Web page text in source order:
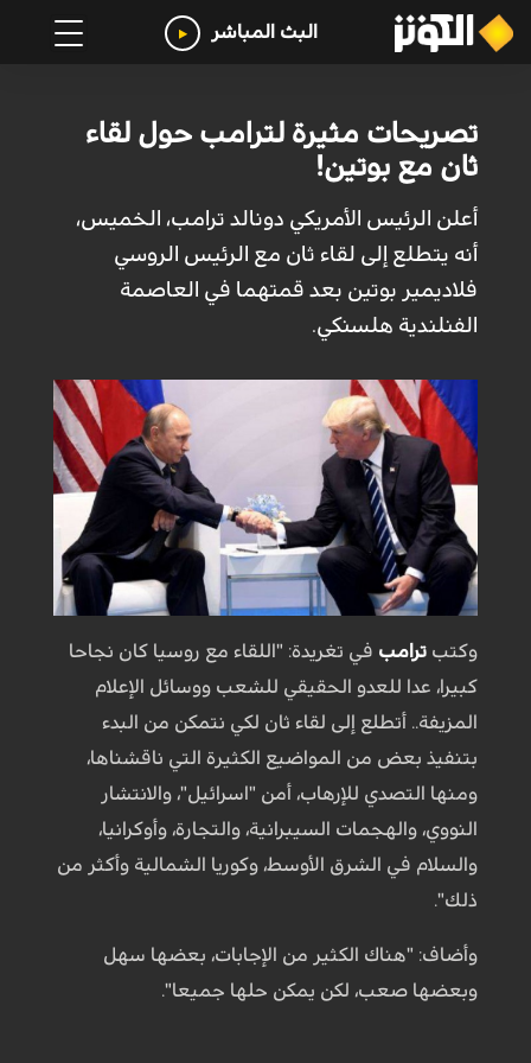
البث المباشر
تصريحات مثيرة لترامب حول لقاء
ثان مع بوتين!
أعلن الرئيس الأمريكي دونالد ترامب، الخميس،
أنه يتطلع إلى لقاء ثان مع الرئيس الروسي
فلاديمير بوتين بعد قمتهما في العاصمة
الفنلندية هلسنكي.
وكتب ترامب في تغريدة: "اللقاء مع روسيا كان نجاحا
كبيرا، عدا للعدو الحقيقي للشعب ووسائل الإعلام
المزيفة.. أتطلع إلى لقاء ثان لكي نتمكن من البدء
بتنفيذ بعض من المواضيع الكثيرة التي ناقشناها،
ومنها التصدي للإرهاب، أمن "اسرائيل"، والانتشار
النووي، والهجمات السيبرانية، والتجارة، وأوكرانيا،
والسلام في الشرق الأوسط، وكوريا الشمالية وأكثر من
ذلك".
وأضاف: "هناك الكثير من الإجابات، بعضها سهل
وبعضها صعب، لكن يمكن حلها جميعا".